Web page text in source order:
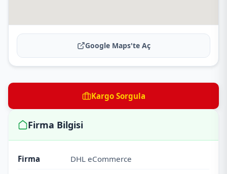
Google Maps'te Aç
Kargo Sorgula
Firma Bilgisi
Firma DHL eCommerce